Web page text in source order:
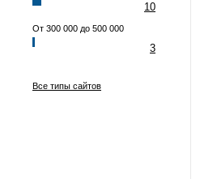
10
От 300 000 до 500 000
3
Все типы сайтов